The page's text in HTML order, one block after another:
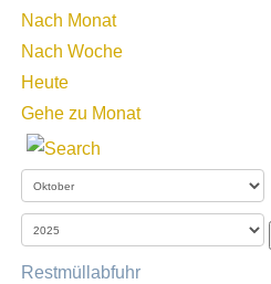
Nach Monat
Nach Woche
Heute
Gehe zu Monat
Restmüllabfuhr